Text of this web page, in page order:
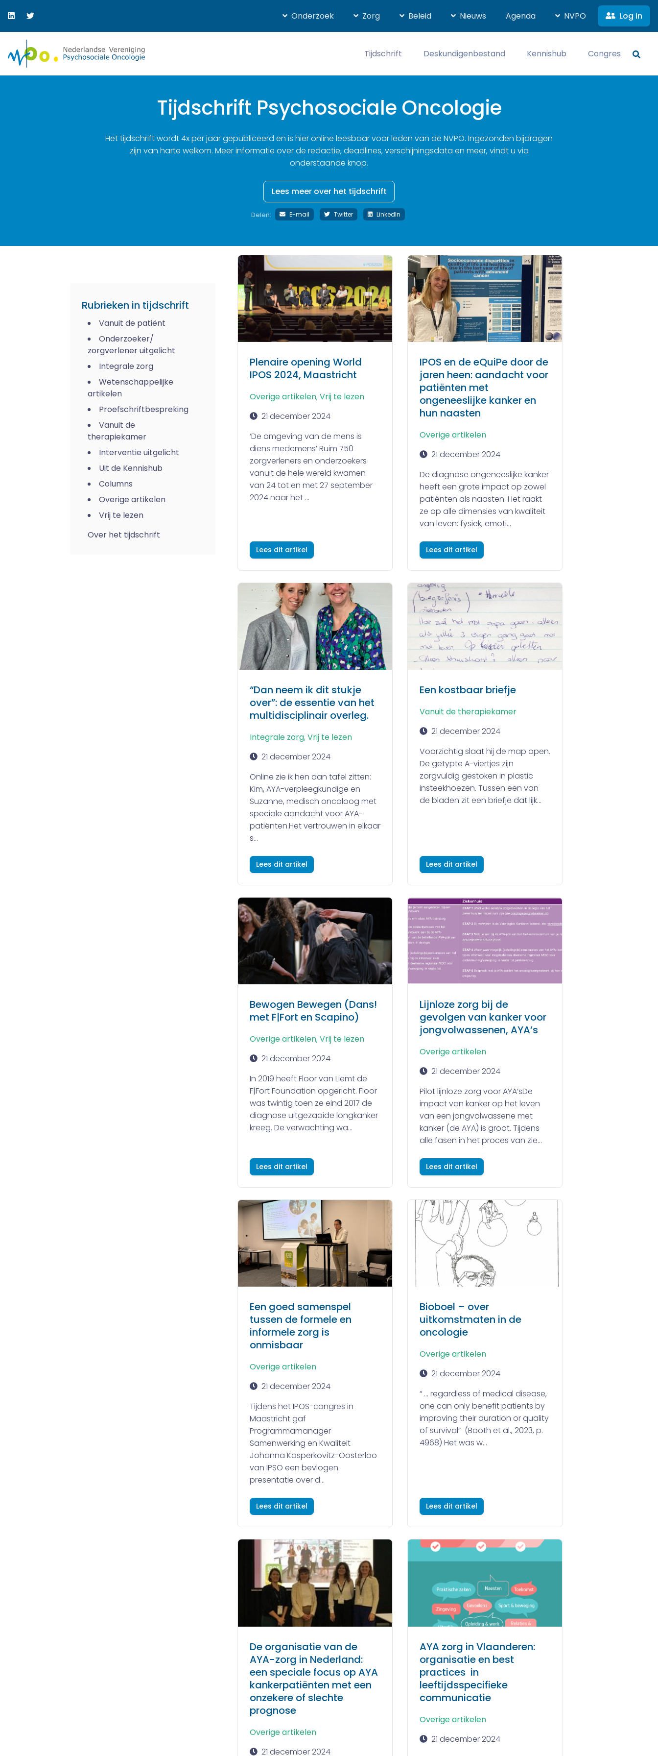
Onderzoek Zorg Beleid Nieuws Agenda NVPO Log in
Tijdschrift Deskundigenbestand Kennishub Congres
Tijdschrift Psychosociale Oncologie
Het tijdschrift wordt 4x per jaar gepubliceerd en is hier online leesbaar voor leden van de NVPO. Ingezonden bijdragen
zijn van harte welkom. Meer informatie over de redactie, deadlines, verschijningsdata en meer, vindt u via
onderstaande knop.
Lees meer over het tijdschrift
Delen: E-mail Twitter LinkedIn
Rubrieken in tijdschrift
Vanuit de patiënt
Onderzoeker/
zorgverlener uitgelicht
Integrale zorg
Wetenschappelijke
artikelen
Proefschriftbespreking
Vanuit de
therapiekamer
Interventie uitgelicht
Uit de Kennishub
Columns
Overige artikelen
Vrij te lezen
Over het tijdschrift
Plenaire opening World
IPOS 2024, Maastricht
Overige artikelen, Vrij te lezen
21 december 2024
‘De omgeving van de mens is
diens medemens’ Ruim 750
zorgverleners en onderzoekers
vanuit de hele wereld kwamen
van 24 tot en met 27 september
2024 naar het ...
Lees dit artikel
IPOS en de eQuiPe door de
jaren heen: aandacht voor
patiënten met
ongeneeslijke kanker en
hun naasten
Overige artikelen
21 december 2024
De diagnose ongeneeslijke kanker
heeft een grote impact op zowel
patiënten als naasten. Het raakt
ze op alle dimensies van kwaliteit
van leven: fysiek, emoti...
Lees dit artikel
“Dan neem ik dit stukje
over”: de essentie van het
multidisciplinair overleg.
Integrale zorg, Vrij te lezen
21 december 2024
Online zie ik hen aan tafel zitten:
Kim, AYA-verpleegkundige en
Suzanne, medisch oncoloog met
speciale aandacht voor AYA-
patiënten.Het vertrouwen in elkaar
s...
Lees dit artikel
Een kostbaar briefje
Vanuit de therapiekamer
21 december 2024
Voorzichtig slaat hij de map open.
De getypte A-viertjes zijn
zorgvuldig gestoken in plastic
insteekhoezen. Tussen een van
de bladen zit een briefje dat lijk...
Lees dit artikel
Bewogen Bewegen (Dans!
met F|Fort en Scapino)
Overige artikelen, Vrij te lezen
21 december 2024
In 2019 heeft Floor van Liemt de
F|Fort Foundation opgericht. Floor
was twintig toen ze eind 2017 de
diagnose uitgezaaide longkanker
kreeg. De verwachting wa...
Lees dit artikel
Lijnloze zorg bij de
gevolgen van kanker voor
jongvolwassenen, AYA’s
Overige artikelen
21 december 2024
Pilot lijnloze zorg voor AYA’sDe
impact van kanker op het leven
van een jongvolwassene met
kanker (de AYA) is groot. Tijdens
alle fasen in het proces van zie...
Lees dit artikel
Een goed samenspel
tussen de formele en
informele zorg is
onmisbaar
Overige artikelen
21 december 2024
Tijdens het IPOS-congres in
Maastricht gaf
Programmamanager
Samenwerking en Kwaliteit
Johanna Kasperkovitz-Oosterloo
van IPSO een bevlogen
presentatie over d...
Lees dit artikel
Bioboel – over
uitkomstmaten in de
oncologie
Overige artikelen
21 december 2024
“ … regardless of medical disease,
one can only benefit patients by
improving their duration or quality
of survival” (Booth et al., 2023, p.
4968) Het was w...
Lees dit artikel
De organisatie van de
AYA-zorg in Nederland:
een speciale focus op AYA
kankerpatiënten met een
onzekere of slechte
prognose
Overige artikelen
21 december 2024
AYA zorg in Vlaanderen:
organisatie en best
practices in
leeftijdsspecifieke
communicatie
Overige artikelen
21 december 2024